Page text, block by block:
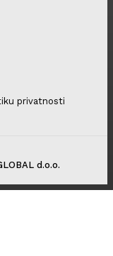
privatnosti
d.o.o.